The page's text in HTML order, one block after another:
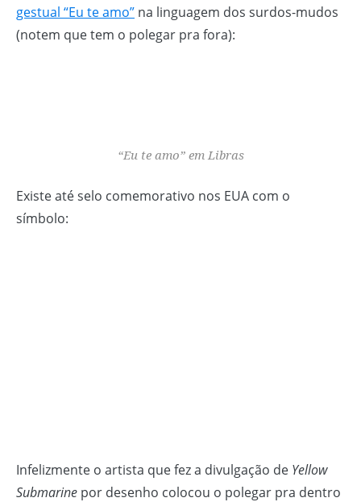
gestual “Eu te amo” na linguagem dos surdos-mudos
(notem que tem o polegar pra fora):
“Eu te amo” em Libras
Existe até selo comemorativo nos EUA com o
símbolo:
Infelizmente o artista que fez a divulgação de Yellow
Submarine por desenho colocou o polegar pra dentro